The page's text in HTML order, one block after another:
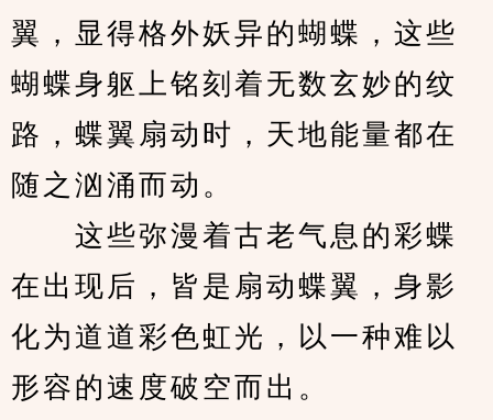
翼，显得格外妖异的蝴蝶，这些
蝴蝶身躯上铭刻着无数玄妙的纹
路，蝶翼扇动时，天地能量都在
随之汹涌而动。
这些弥漫着古老气息的彩蝶
在出现后，皆是扇动蝶翼，身影
化为道道彩色虹光，以一种难以
形容的速度破空而出。